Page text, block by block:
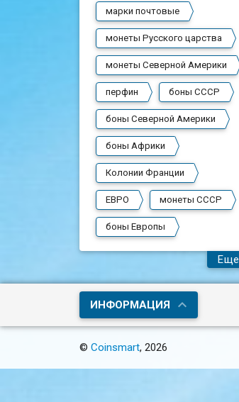
марки почтовые
монеты Русского царства
монеты Северной Америки
перфин боны СССР
боны Северной Америки
боны Африки
Колонии Франции
ЕВРО монеты СССР
боны Европы
Еще
ИНФОРМАЦИЯ
©Coinsmart, 2026